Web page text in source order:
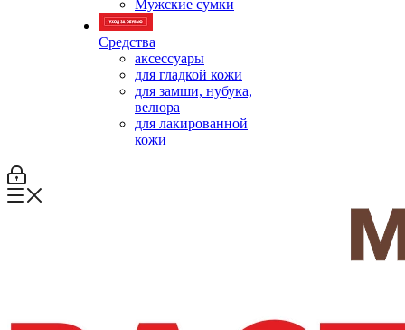
Мужские сумки
Средства
аксессуары
для гладкой кожи
для замши, нубука,
велюра
для лакированной
кожи